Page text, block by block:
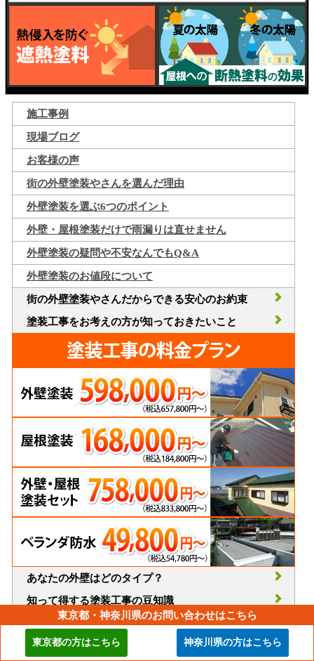
施工事例
現場ブログ
お客様の声
街の外壁塗装やさんを選んだ理由
外壁塗装を選ぶ6つのポイント
外壁・屋根塗装だけで雨漏りは直せません
外壁塗装の疑問や不安なんでもQ&A
外壁塗装のお値段について
街の外壁塗装やさんだからできる安心のお約束
塗装工事をお考えの方が知っておきたいこと
あなたの外壁はどのタイプ？
知って得する塗装工事の豆知識
外壁塗装はどこに頼んだらいい？
火災保険を活用した屋根・外壁補修
東京都・神奈川県のお問い合わせはこちら
東京都の方はこちら 神奈川県の方はこちら